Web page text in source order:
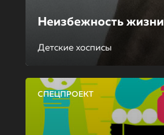
Неизбежность жизни
Детские хосписы
СПЕЦПРОЕКТ